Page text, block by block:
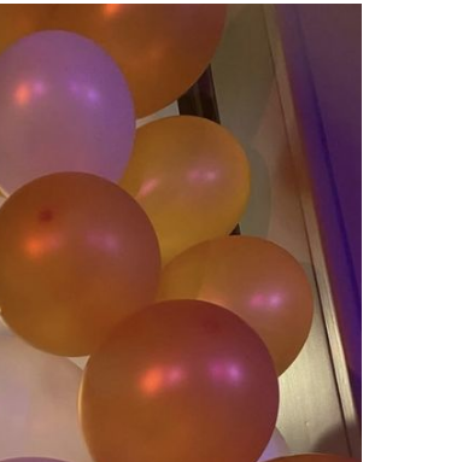
Schüler:innen
Schulleitung
Offene Stellen
Lehrer:in werden